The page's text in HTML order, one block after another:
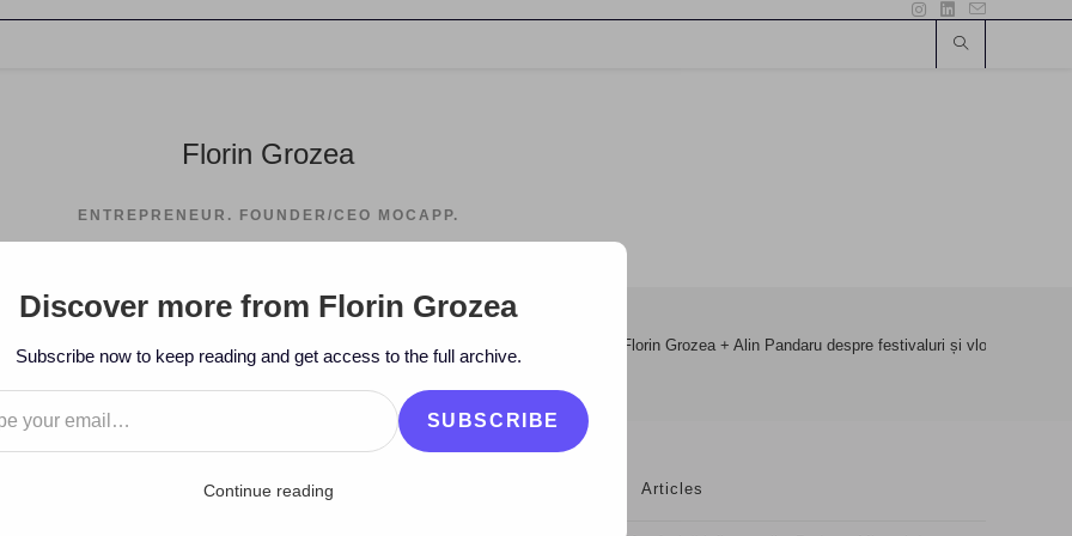
Florin Grozea
ENTREPRENEUR. FOUNDER/CEO MOCAPP.
September > > VLOG: Florin Grozea + Alin Pandaru despre festivaluri și vlogging
Articles
Discover more from Florin Grozea
Subscribe now to keep reading and get access to the full archive.
SUBSCRIBE
Continue reading